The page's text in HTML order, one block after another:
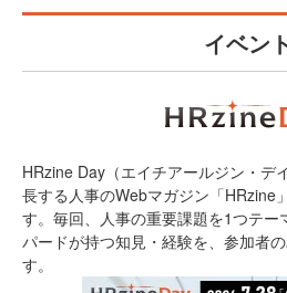
イベント
HRzine Day（エイチアールジン・デ
長する人事のWebマガジン「HRzine
す。毎回、人事の重要課題を1つテー
パードが持つ知見・経験を、参加者
す。